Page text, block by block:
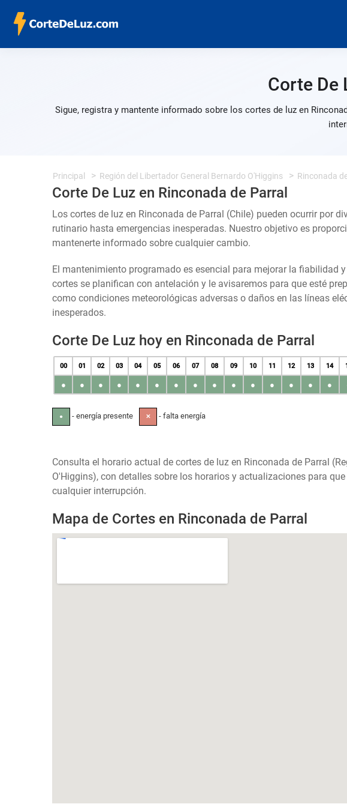
Corte De
Sigue, registra y mantente informado sobre los cortes de luz en
Principal Región del Libertador General Bernardo O'Higgins Rinconada
Corte De Luz en Rinconada de Parral
Los cortes de luz en Rinconada de Parral (Chile) pueden ocurrir por
rutinario hasta emergencias inesperadas. Nuestro objetivo es
mantenerte informado sobre cualquier cambio.
El mantenimiento programado es esencial para mejorar la fiabilidad
cortes se planifican con antelación y le avisaremos para que esté
como condiciones meteorológicas adversas o daños en las líneas
inesperados.
Corte De Luz hoy en Rinconada de Parral
00 01 02 03 04 05 06 07 08 09 10 11 12 13 14
● ● ● ● ● ● ● ● ● ● ● ● ● ● ●
● - energía presente ✕ - falta energía
Consulta el horario actual de cortes de luz en Rinconada de Parral
O'Higgins), con detalles sobre los horarios y actualizaciones para
cualquier interrupción.
Mapa de Cortes en Rinconada de Parral